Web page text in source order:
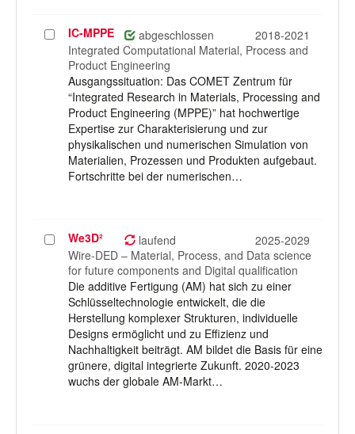
Projekt
auswählen
IC-MPPE abgeschlossen
2018-2021
Integrated Computational Material, Process and
Product Engineering
Ausgangssituation: Das COMET Zentrum für
“Integrated Research in Materials, Processing and
Product Engineering (MPPE)” hat hochwertige
Expertise zur Charakterisierung und zur
physikalischen und numerischen Simulation von
Materialien, Prozessen und Produkten aufgebaut.
Fortschritte bei der numerischen…
Projekt
auswählen
We3D² laufend
2025-2029
Wire-DED – Material, Process, and Data science
for future components and Digital qualification
Die additive Fertigung (AM) hat sich zu einer
Schlüsseltechnologie entwickelt, die die
Herstellung komplexer Strukturen, individuelle
Designs ermöglicht und zu Effizienz und
Nachhaltigkeit beiträgt. AM bildet die Basis für eine
grünere, digital integrierte Zukunft. 2020-2023
wuchs der globale AM-Markt…